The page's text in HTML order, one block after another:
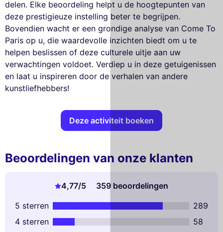
delen. Elke beoordeling helpt u de hoogtepunten van
deze prestigieuze instelling beter te begrijpen.
Bovendien wacht er een grondige analyse van Come To
Paris op u, die waardevolle inzichten biedt om u te
helpen beslissen of deze culturele uitje aan uw
verwachtingen voldoet. Verdiep u in deze getuigenissen
en laat u inspireren door de verhalen van andere
kunstliefhebbers!
Deze activiteit boeken
Beoordelingen van onze klanten
4,77/5
359 beoordelingen
5 sterren
289
4 sterren
58